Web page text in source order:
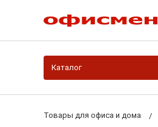
Каталог
Товары для офиса и дома